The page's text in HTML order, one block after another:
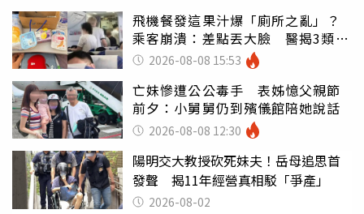
飛機餐發這果汁爆「廁所之亂」？
乘客崩潰：差點丟大臉 醫揭3類人
別亂喝
2026-08-08 15:53
亡妹慘遭公公毒手 表姊憶父親節
前夕：小舅舅仍到殯儀館陪她說話
2026-08-08 12:30
陽明交大教授砍死妹夫！岳母追思首
發聲 揭11年經營真相駁「爭產」
2026-08-02